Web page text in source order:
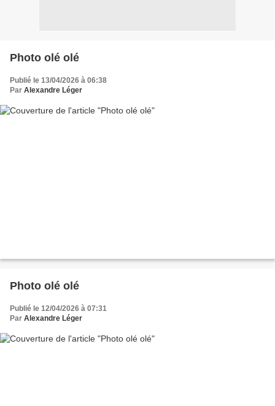
Photo olé olé
Publié le 13/04/2026 à 06:38
Par Alexandre Léger
Photo olé olé
Publié le 12/04/2026 à 07:31
Par Alexandre Léger